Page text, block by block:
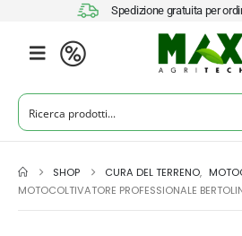
Spedizione gratuita per
SHOP CURA DEL TERRENO,
MOTOCOLTIVATORE PROFESSIONALE